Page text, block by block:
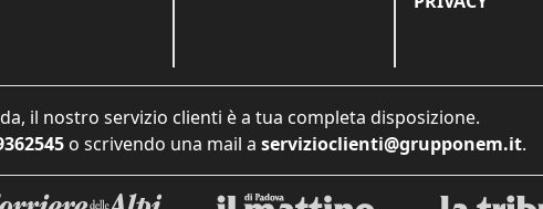
il nostro servizio clienti è a tua completa disposizione.
o scrivendo una mail a servizioclienti@grupponem.it.